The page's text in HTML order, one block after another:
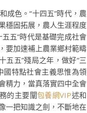
成色。“十四五”時代，農
穩固拓展，農人生涯程度
五”時代是基礎完成社會
要加速補上農業鄉村範疇
五五”殘局之年，做好“三
國特點社會主義思惟為領
精力，當真落實四中全會
的主要闡包養網VIP述和
一把知識之劍，不斷地在